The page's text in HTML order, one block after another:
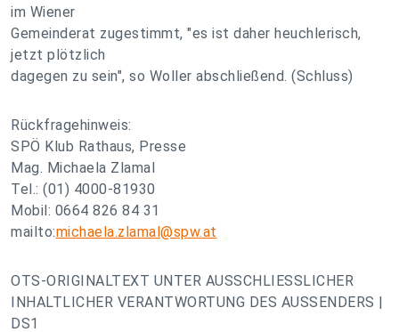
im Wiener
Gemeinderat zugestimmt, "es ist daher heuchlerisch,
jetzt plötzlich
dagegen zu sein", so Woller abschließend. (Schluss)
Rückfragehinweis:
SPÖ Klub Rathaus, Presse
Mag. Michaela Zlamal
Tel.: (01) 4000-81930
Mobil: 0664 826 84 31
mailto:michaela.zlamal@spw.at
OTS-ORIGINALTEXT UNTER AUSSCHLIESSLICHER
INHALTLICHER VERANTWORTUNG DES AUSSENDERS |
DS1